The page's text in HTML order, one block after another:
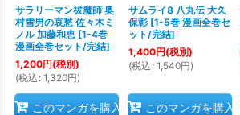
サラリーマン祓魔師 奥
村雪男の哀愁 佐々木ミ
ノル 加藤和恵 [1-4巻
漫画全巻セット/完結]
1,200円(税別)
(税込 : 1,320円)
このマンガを購入
サムライ8 八丸伝 大久
保彰 [1-5巻 漫画全巻セ
ット/完結]
1,400円(税別)
(税込 : 1,540円)
このマンガを購入